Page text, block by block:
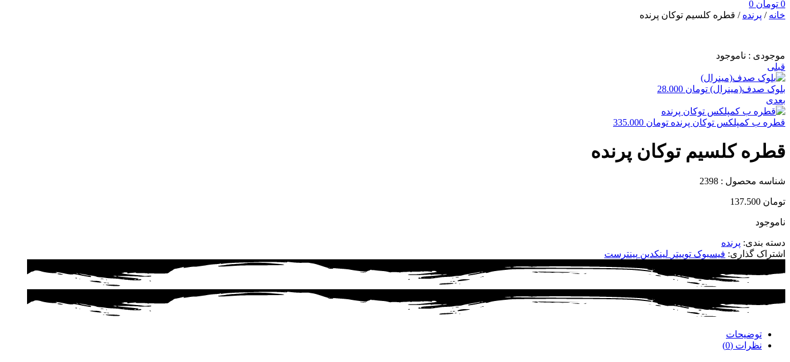
0 تومان
خانه / پرنده / قطره کلسیم توکان پرنده
موجودی : ناموجود
قبلی
بلوک صدف(مینرال) تومان
بعدی
قطره ب کمپلکس توکان پرنده تومان
قطره کلسیم توکان پرنده
شناسه محصول : 2398
تومان
ناموجود
دسته بندی: پرنده
اشتراک گذاری: فیسبوک توییتر لینکدین پینترست
توضیحات
نظرات (0)